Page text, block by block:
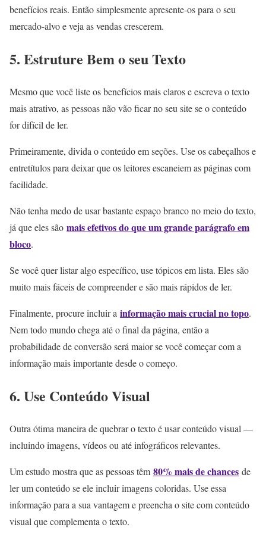
benefícios reais. Então simplesmente apresente-os para o seu
mercado-alvo e veja as vendas crescerem.
5. Estruture Bem o seu Texto
Mesmo que você liste os benefícios mais claros e escreva o texto
mais atrativo, as pessoas não vão ficar no seu site se o conteúdo
for difícil de ler.
Primeiramente, divida o conteúdo em seções. Use os cabeçalhos e
entretítulos para deixar que os leitores escaneiem as páginas com
facilidade.
Não tenha medo de usar bastante espaço branco no meio do texto,
já que eles são mais efetivos do que um grande parágrafo em
bloco.
Se você quer listar algo específico, use tópicos em lista. Eles são
muito mais fáceis de compreender e são mais rápidos de ler.
Finalmente, procure incluir a informação mais crucial no topo.
Nem todo mundo chega até o final da página, então a
probabilidade de conversão será maior se você começar com a
informação mais importante desde o começo.
6. Use Conteúdo Visual
Outra ótima maneira de quebrar o texto é usar conteúdo visual —
incluindo imagens, vídeos ou até infográficos relevantes.
Um estudo mostra que as pessoas têm 80% mais de chances de
ler um conteúdo se ele incluir imagens coloridas. Use essa
informação para a sua vantagem e preencha o site com conteúdo
visual que complementa o texto.